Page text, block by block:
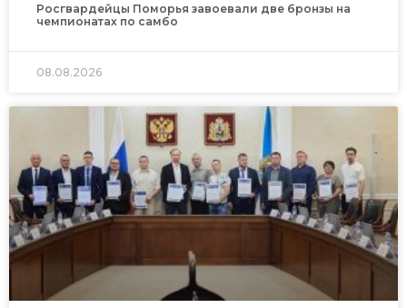
Росгвардейцы Поморья завоевали две бронзы на
чемпионатах по самбо
08.08.2026